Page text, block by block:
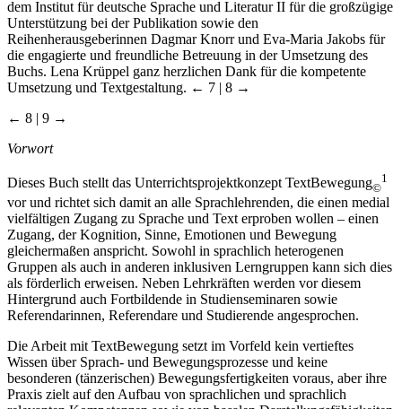
dem Institut für deutsche Sprache und Literatur II für die großzügige
Unterstützung bei der Publikation sowie den
Reihenherausgeberinnen Dagmar Knorr und Eva-Maria Jakobs für
die engagierte und freundliche Betreuung in der Umsetzung des
Buchs. Lena Krüppel ganz herzlichen Dank für die kompetente
Umsetzung und Textgestaltung. ← 7 | 8 →
← 8 | 9 →
Vorwort
Dieses Buch stellt das Unterrichtsprojektkonzept TextBewegung©
1
vor und richtet sich damit an alle Sprachlehrenden, die einen medial
vielfältigen Zugang zu Sprache und Text erproben wollen – einen
Zugang, der Kognition, Sinne, Emotionen und Bewegung
gleichermaßen anspricht. Sowohl in sprachlich heterogenen
Gruppen als auch in anderen inklusiven Lerngruppen kann sich dies
als förderlich erweisen. Neben Lehrkräften werden vor diesem
Hintergrund auch Fortbildende in Studienseminaren sowie
Referendarinnen, Referendare und Studierende angesprochen.
Die Arbeit mit TextBewegung setzt im Vorfeld kein vertieftes
Wissen über Sprach- und Bewegungsprozesse und keine
besonderen (tänzerischen) Bewegungsfertigkeiten voraus, aber ihre
Praxis zielt auf den Aufbau von sprachlichen und sprachlich